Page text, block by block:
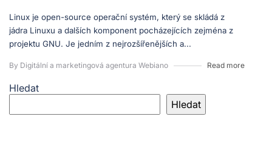
Linux je open-source operační systém, který se skládá z
jádra Linuxu a dalších komponent pocházejících zejména z
projektu GNU. Je jedním z nejrozšířenějších a...
By Digitální a marketingová agentura Webiano Read more
Hledat
Hledat